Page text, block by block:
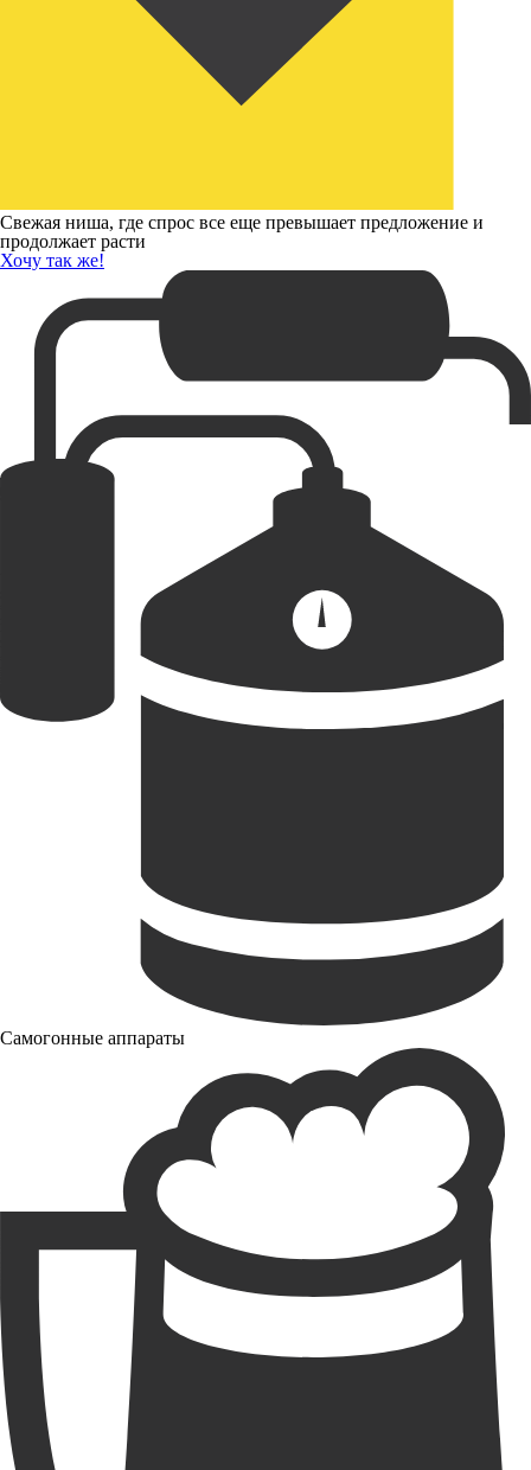
Свежая ниша, где спрос все еще превышает предложение и
продолжает расти
Хочу так же!
Самогонные аппараты